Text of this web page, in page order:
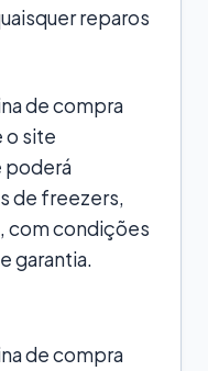
reparos
de compra
o site
poderá
de freezers,
com condições
garantia.
de compra